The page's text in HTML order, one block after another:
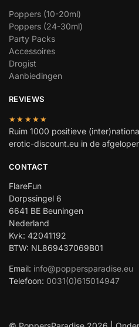
Poppers (10-20ml)
Poppers (24-30ml)
Party Packs
Accessoires
Drogist
Aanbiedingen
REVIEWS
★★★★★
Ruim 1000 positieve
erotic-discount.eu in de
CONTACT
FlareFun
Dorpssingel 6
6641 BE Beuningen
Nederland
Kvk: 42041192
BTW: NL869437069B01
Email: info@poppersparadise.eu
Telefoon: 0031(0)615014947